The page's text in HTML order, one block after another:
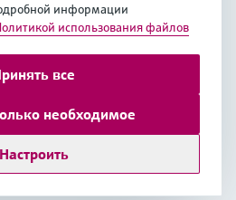
Group Services AG
Data Protection
International
информации
использования файлов
Настроить
необходимое
все